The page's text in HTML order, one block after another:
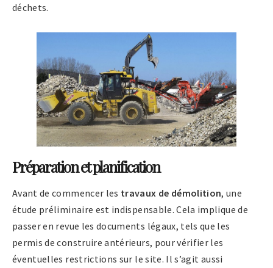
déchets.
Préparation et planification
Avant de commencer les travaux de démolition, une
étude préliminaire est indispensable. Cela implique de
passer en revue les documents légaux, tels que les
permis de construire antérieurs, pour vérifier les
éventuelles restrictions sur le site. Il s’agit aussi